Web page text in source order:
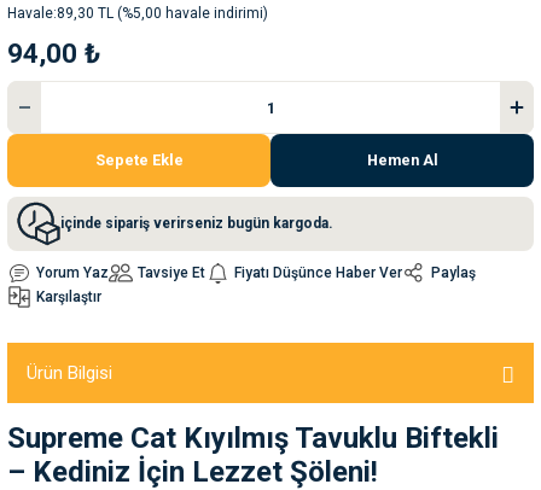
Kabları
Havale 89,30 TL (%5,00 havale indirimi)
94,00 ₺
Sepete Ekle Hemen Al
içinde sipariş verirseniz bugün kargoda.
Yorum Yaz Tavsiye Et Fiyatı Düşünce Haber Ver
Paylaş
Karşılaştır
Ürün Bilgisi
Supreme Cat Kıyılmış Tavuklu Biftekli
– Kediniz İçin Lezzet Şöleni!